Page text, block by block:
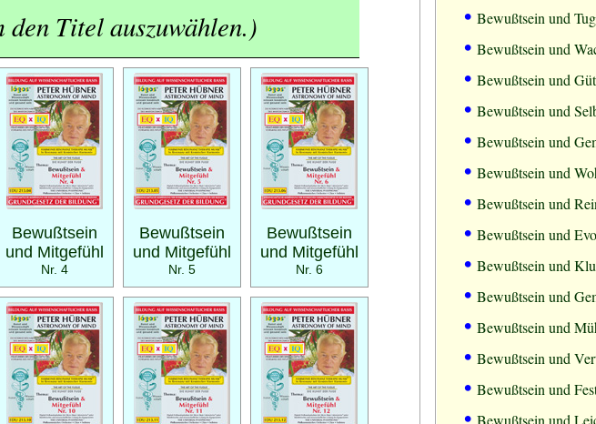
Titel auszuwählen.)
Bewußtsein
und Mitgefühl
Nr. 4
Bewußtsein
und Mitgefühl
Nr. 5
Bewußtsein
und Mitgefühl
Nr. 6
• Bewußtsein und
• Bewußtsein und
• Bewußtsein und
• Bewußtsein und
• Bewußtsein und
• Bewußtsein und
• Bewußtsein und
• Bewußtsein und
• Bewußtsein und
• Bewußtsein und
• Bewußtsein und
• Bewußtsein und
• Bewußtsein und
• Bewußtsein und